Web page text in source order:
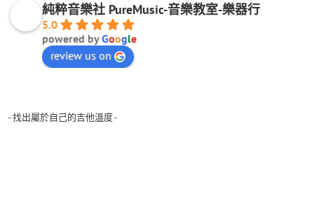
純粹音樂社 PureMusic-音樂教室-樂器行
5.0
powered byGoogle
review us on
-找出屬於自己的吉他溫度-